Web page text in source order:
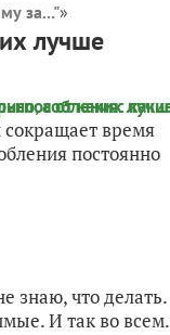
за..."»
лучше
сокращает время
постоянно
знаю, что делать.
И так во всем.